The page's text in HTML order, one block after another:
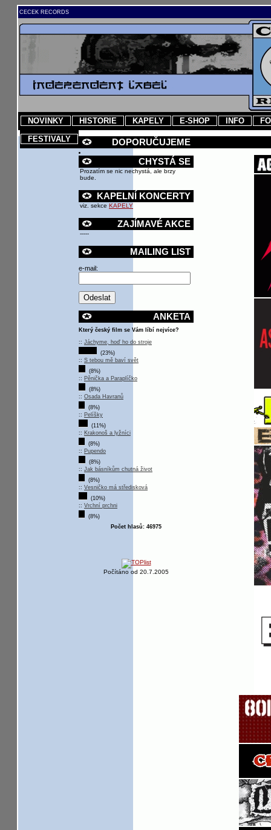
CECEK RECORDS
NOVINKY HISTORIE KAPELY E-SHOP INFO
FESTIVALY
DOPORUČUJEME
CHYSTÁ SE
Prozatím se nic nechystá, ale brzy
bude.
KAPELNÍ KONCERTY
viz. sekce KAPELY
ZAJÍMAVÉ AKCE
-----
MAILING LIST
e-mail:
ANKETA
Který český film se Vám líbí nejvíce?
:: Jáchyme, hoď ho do stroje
(23%)
:: S tebou mě baví svět
(8%)
:: Pěnička a Paraplíčko
(8%)
:: Osada Havranů
(8%)
:: Pelíšky
(11%)
:: Krakonoš a lyžníci
(8%)
:: Pupendo
(8%)
:: Jak básníkům chutná život
(8%)
:: Vesničko má středisková
(10%)
:: Vrchní prchni
(8%)
Počet hlasů: 46975
Počítáno od 20.7.2005